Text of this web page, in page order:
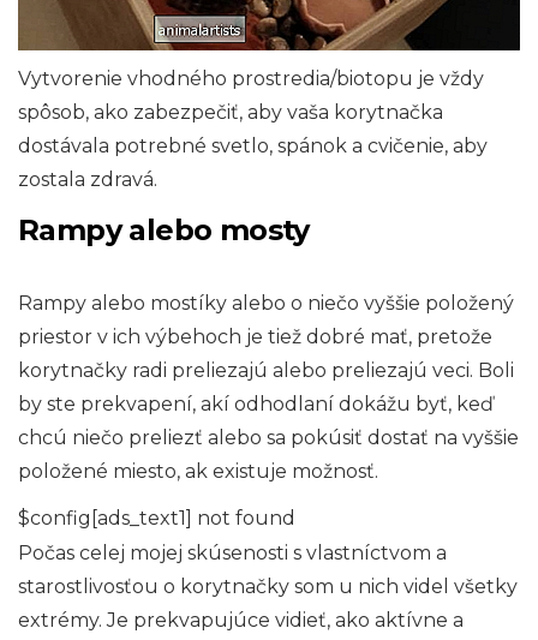
Vytvorenie vhodného prostredia/biotopu je vždy
spôsob, ako zabezpečiť, aby vaša korytnačka
dostávala potrebné svetlo, spánok a cvičenie, aby
zostala zdravá.
Rampy alebo mosty
Rampy alebo mostíky alebo o niečo vyššie položený
priestor v ich výbehoch je tiež dobré mať, pretože
korytnačky radi preliezajú alebo preliezajú veci. Boli
by ste prekvapení, akí odhodlaní dokážu byť, keď
chcú niečo preliezť alebo sa pokúsiť dostať na vyššie
položené miesto, ak existuje možnosť.
$config[ads_text1] not found
Počas celej mojej skúsenosti s vlastníctvom a
starostlivosťou o korytnačky som u nich videl všetky
extrémy. Je prekvapujúce vidieť, ako aktívne a